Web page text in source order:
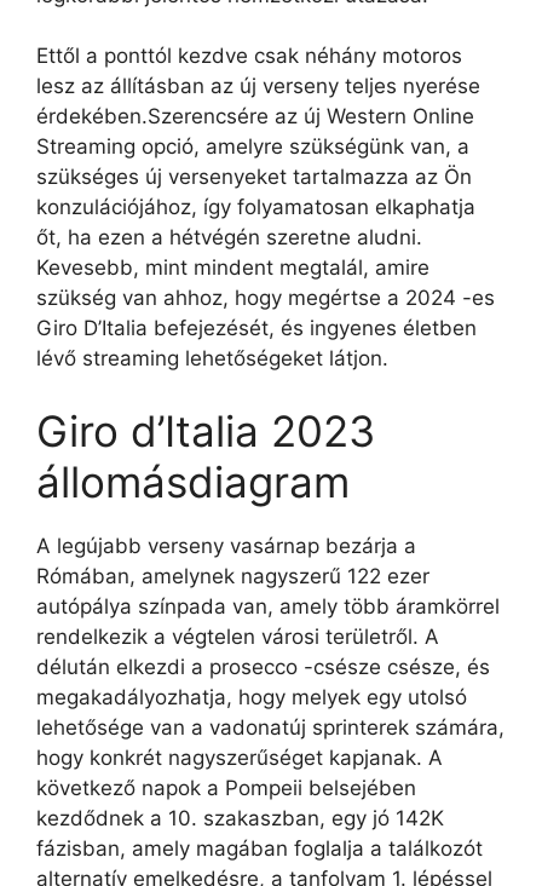
Ettől a ponttól kezdve csak néhány motoros
lesz az állításban az új verseny teljes nyerése
érdekében.Szerencsére az új Western Online
Streaming opció, amelyre szükségünk van, a
szükséges új versenyeket tartalmazza az Ön
konzulációjához, így folyamatosan elkaphatja
őt, ha ezen a hétvégén szeretne aludni.
Kevesebb, mint mindent megtalál, amire
szükség van ahhoz, hogy megértse a 2024 -es
Giro D’Italia befejezését, és ingyenes életben
lévő streaming lehetőségeket látjon.
Giro d’Italia 2023
állomásdiagram
A legújabb verseny vasárnap bezárja a
Rómában, amelynek nagyszerű 122 ezer
autópálya színpada van, amely több áramkörrel
rendelkezik a végtelen városi területről. A
délután elkezdi a prosecco -csésze csésze, és
megakadályozhatja, hogy melyek egy utolsó
lehetősége van a vadonatúj sprinterek számára,
hogy konkrét nagyszerűséget kapjanak. A
következő napok a Pompeii belsejében
kezdődnek a 10. szakaszban, egy jó 142K
fázisban, amely magában foglalja a találkozót
alternatív emelkedésre, a tanfolyam 1. lépéssel